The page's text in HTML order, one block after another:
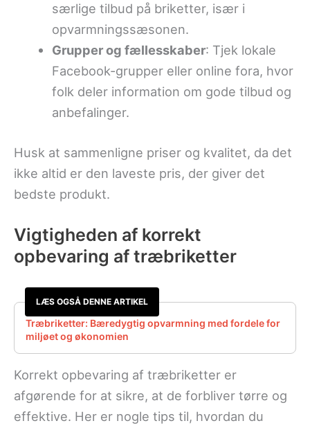
særlige tilbud på briketter, især i
opvarmningssæsonen.
Grupper og fællesskaber: Tjek lokale
Facebook-grupper eller online fora, hvor
folk deler information om gode tilbud og
anbefalinger.
Husk at sammenligne priser og kvalitet, da det
ikke altid er den laveste pris, der giver det
bedste produkt.
Vigtigheden af korrekt
opbevaring af træbriketter
LÆS OGSÅ DENNE ARTIKEL
Træbriketter: Bæredygtig opvarmning med fordele for
miljøet og økonomien
Korrekt opbevaring af træbriketter er
afgørende for at sikre, at de forbliver tørre og
effektive. Her er nogle tips til, hvordan du